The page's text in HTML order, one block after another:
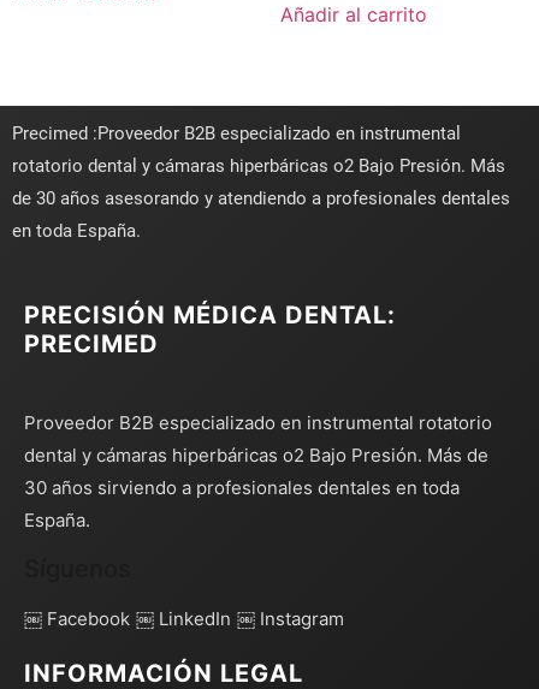
Añadir al carrito
Precimed :Proveedor B2B especializado en instrumental
rotatorio dental y cámaras hiperbáricas o2 Bajo Presión. Más
de 30 años asesorando y atendiendo a profesionales dentales
en toda España.
PRECISIÓN MÉDICA DENTAL:
PRECIMED
Proveedor B2B especializado en instrumental rotatorio
dental y cámaras hiperbáricas o2 Bajo Presión. Más de
30 años sirviendo a profesionales dentales en toda
España.
￼ Facebook ￼ LinkedIn ￼ Instagram
INFORMACIÓN LEGAL